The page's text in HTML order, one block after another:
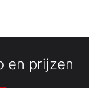
en prijzen